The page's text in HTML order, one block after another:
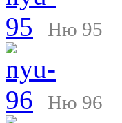
Ню 95
Ню 96